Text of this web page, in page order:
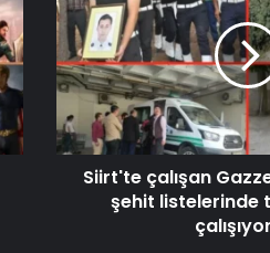
Siirt'te çalışan
şehit listelerinde